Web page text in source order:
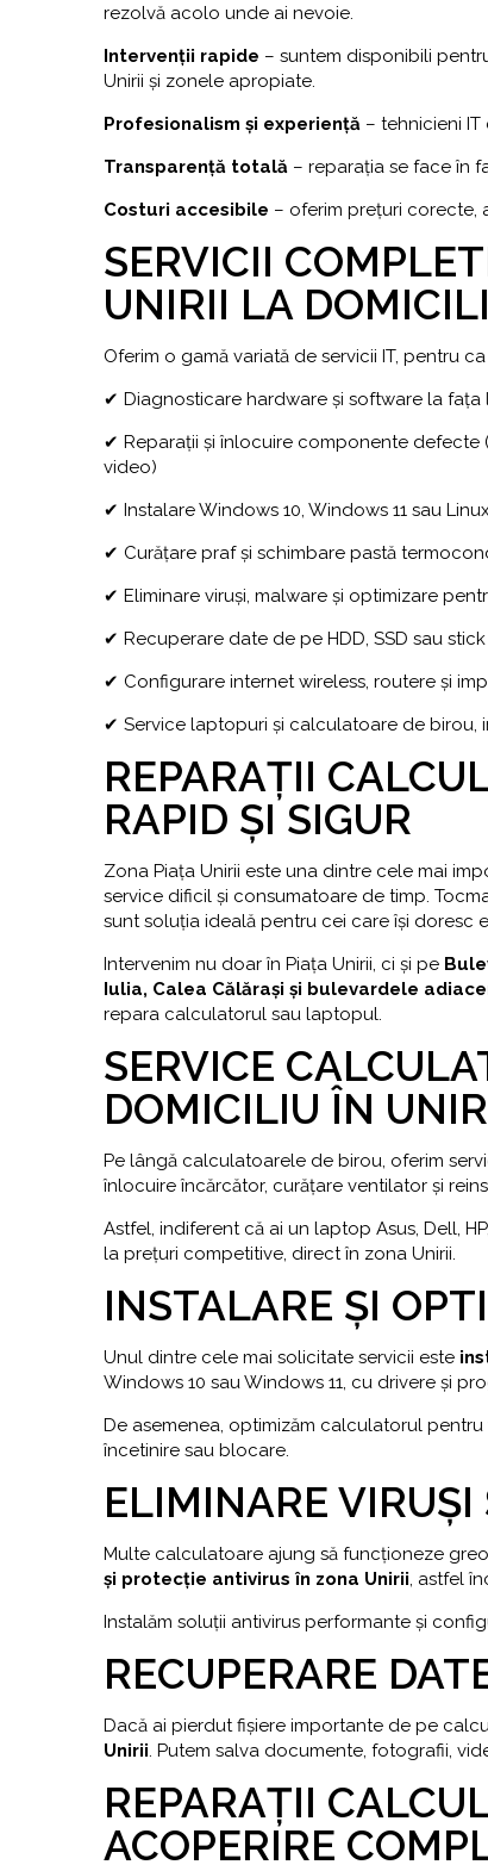
rezolvă acolo unde ai nevoie.
Intervenții rapide – suntem disponibili
Unirii și zonele apropiate.
Profesionalism și experiență – tehnicieni
Transparență totală – reparația se face în
Costuri accesibile – oferim prețuri corecte,
SERVICII
UNIRII LA
Oferim o gamă variată de servicii IT, pentru
✔ Diagnosticare hardware și software la fața
✔ Reparații și înlocuire componente defecte
video)
✔ Instalare Windows 10, Windows 11 sau
✔ Curățare praf și schimbare pastă
✔ Eliminare viruși, malware și optimizare
✔ Recuperare date de pe HDD, SSD sau stick
✔ Configurare internet wireless, routere și
✔ Service laptopuri și calculatoare de birou,
REPARAȚII
RAPID ȘI SIGUR
Zona Piața Unirii este una dintre cele mai
service dificil și consumatoare de timp.
sunt soluția ideală pentru cei care își doresc
Intervenim nu doar în Piața Unirii, ci și pe
Iulia, Calea Călărași și bulevardele
repara calculatorul sau laptopul.
SERVICE
DOMICILIU ÎN
Pe lângă calculatoarele de birou, oferim
înlocuire încărcător, curățare ventilator și
Astfel, indiferent că ai un laptop Asus, Dell,
la prețuri competitive, direct în zona Unirii.
INSTALARE ȘI
Unul dintre cele mai solicitate servicii este
Windows 10 sau Windows 11, cu drivere și
De asemenea, optimizăm calculatorul
încetinire sau blocare.
ELIMINARE
Multe calculatoare ajung să funcționeze
și protecție antivirus în zona Unirii, astfel
Instalăm soluții antivirus performante și
RECUPERARE
Dacă ai pierdut fișiere importante de pe
Unirii. Putem salva documente, fotografii,
REPARAȚII
ACOPERIRE